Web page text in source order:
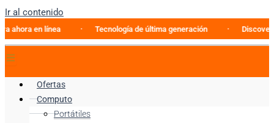
Ir al contenido
en línea Tecnología de última generación Discovery
Ofertas
Computo
Portátiles